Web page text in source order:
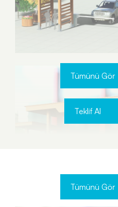
Tümünü Gör
Teklif Al
Tümünü Gör